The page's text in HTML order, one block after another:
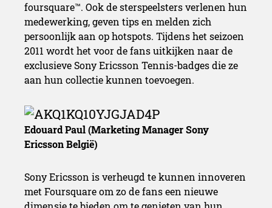
foursquare™. Ook de sterspeelsters verlenen hun
medewerking, geven tips en melden zich
persoonlijk aan op hotspots. Tijdens het seizoen
2011 wordt het voor de fans uitkijken naar de
exclusieve Sony Ericsson Tennis-badges die ze
aan hun collectie kunnen toevoegen.
Edouard Paul (Marketing Manager Sony
Ericsson België)
Sony Ericsson is verheugd te kunnen innoveren
met Foursquare om zo de fans een nieuwe